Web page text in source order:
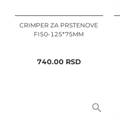
CRIMPER ZA PRSTENOVE
FI50-125*75MM
740.00RSD